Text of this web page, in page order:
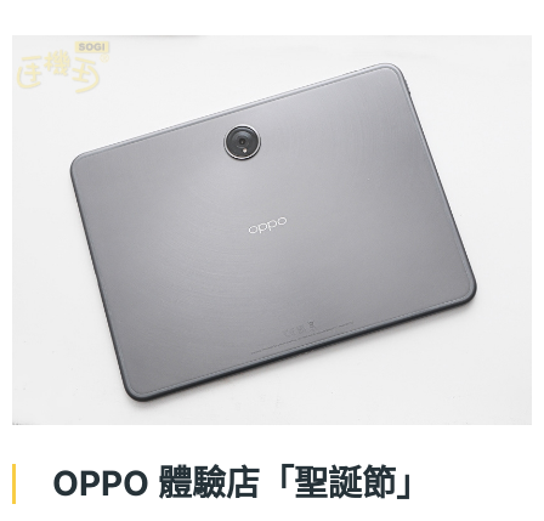
OPPO 體驗店「聖誕節」